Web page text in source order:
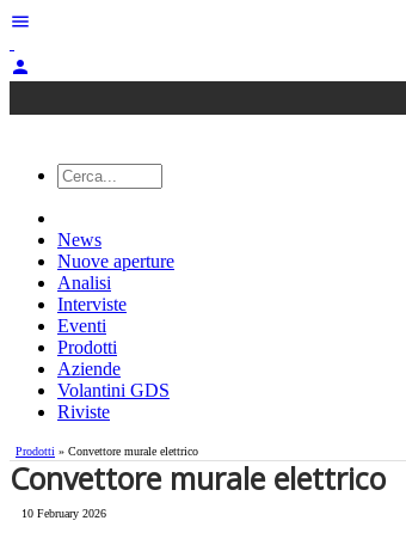
menu
person
News
Nuove aperture
Analisi
Interviste
Eventi
Prodotti
Aziende
Volantini GDS
Riviste
Prodotti » Convettore murale elettrico
Convettore murale elettrico
10 February 2026